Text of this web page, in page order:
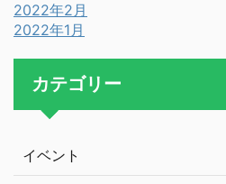
2022年2月
2022年1月
カテゴリー
イベント